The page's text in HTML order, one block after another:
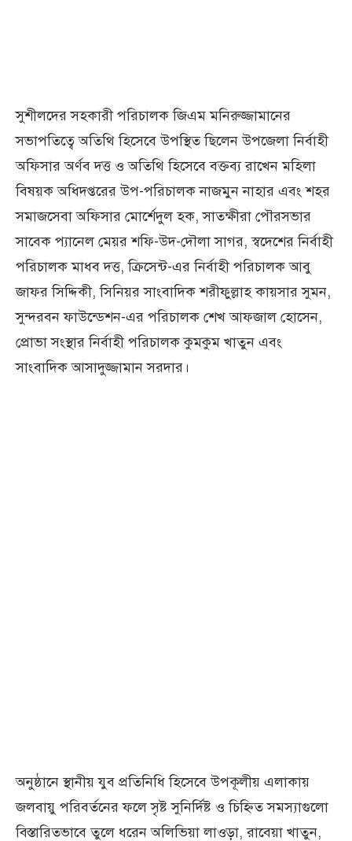
সুশীলদের সহকারী পরিচালক জিএম মনিরুজ্জামানের
সভাপতিত্বে অতিথি হিসেবে উপস্থিত ছিলেন উপজেলা নির্বাহী
অফিসার অর্ণব দত্ত ও অতিথি হিসেবে বক্তব্য রাখেন মহিলা
বিষয়ক অধিদপ্তরের উপ-পরিচালক নাজমুন নাহার এবং শহর
সমাজসেবা অফিসার মোর্শেদুল হক, সাতক্ষীরা পৌরসভার
সাবেক প্যানেল মেয়র শফি-উদ-দৌলা সাগর, স্বদেশের নির্বাহী
পরিচালক মাধব দত্ত, ক্রিসেন্ট-এর নির্বাহী পরিচালক আবু
জাফর সিদ্দিকী, সিনিয়র সাংবাদিক শরীফুল্লাহ কায়সার সুমন,
সুন্দরবন ফাউন্ডেশন-এর পরিচালক শেখ আফজাল হোসেন,
প্রোভা সংস্থার নির্বাহী পরিচালক কুমকুম খাতুন এবং
সাংবাদিক আসাদুজ্জামান সরদার।
অনুষ্ঠানে স্থানীয় যুব প্রতিনিধি হিসেবে উপকূলীয় এলাকায়
জলবায়ু পরিবর্তনের ফলে সৃষ্ট সুনির্দিষ্ট ও চিহ্নিত সমস্যাগুলো
বিস্তারিতভাবে তুলে ধরেন অলিভিয়া লাওড়া, রাবেয়া খাতুন,